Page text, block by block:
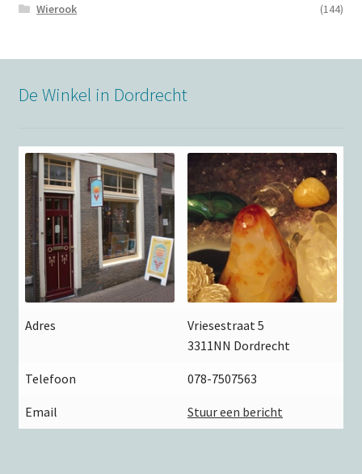
Wierook
(144)
De Winkel in Dordrecht
Adres
Vriesestraat 5
3311NN Dordrecht
Telefoon 078-7507563
Email Stuur een bericht